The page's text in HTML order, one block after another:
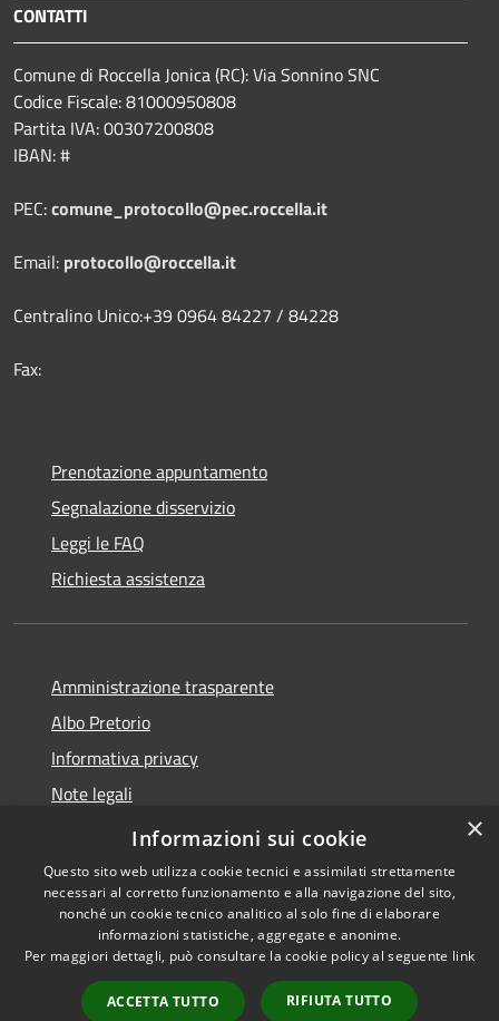
CONTATTI
Comune di Roccella Jonica (RC): Via Sonnino SNC
Codice Fiscale: 81000950808
Partita IVA: 00307200808
IBAN: #
PEC:comune_protocollo@pec.roccella.it
Email: protocollo@roccella.it
Centralino Unico:+39 0964 84227 / 84228
Fax:
Prenotazione appuntamento
Segnalazione disservizio
Leggi le FAQ
Richiesta assistenza
Amministrazione trasparente
Albo Pretorio
Informativa privacy
Note legali
Dichiarazione di accessibilità
Accessibilità
Copyright © 2026 • Comune di
Roccella Jonica • Powered by
Municipium•
Accesso
×
Informazioni sui cookie
Questo sito web utilizza cookie tecnici e assimilati strettamente
necessari al corretto funzionamento e alla navigazione del sito,
nonché un cookie tecnico analitico al solo fine di elaborare
informazioni statistiche, aggregate e anonime.
Per maggiori dettagli, può consultare la cookie policy al seguente link
ACCETTA TUTTO RIFIUTA TUTTO